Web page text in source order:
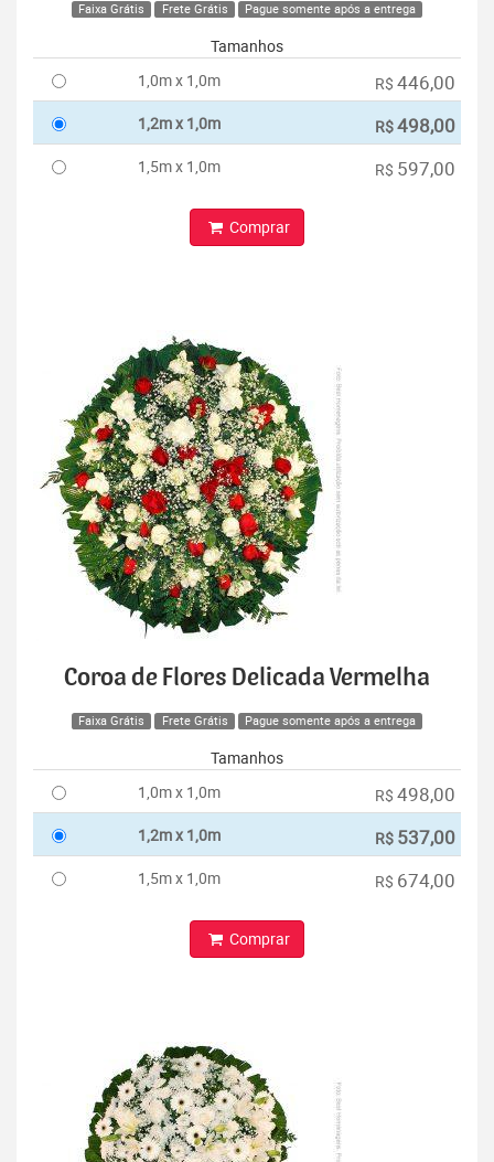
Faixa Grátis Frete Grátis Pague somente após a entrega
Tamanhos
1,0m x 1,0m
R$ 446,00
1,2m x 1,0m R$498,00
1,5m x 1,0m R$ 597,00
Comprar
Coroa de Flores Delicada Vermelha
Faixa Grátis Frete Grátis Pague somente após a entrega
Tamanhos
1,0m x 1,0m
R$ 498,00
1,2m x 1,0m R$ 537,00
1,5m x 1,0m R$ 674,00
Comprar